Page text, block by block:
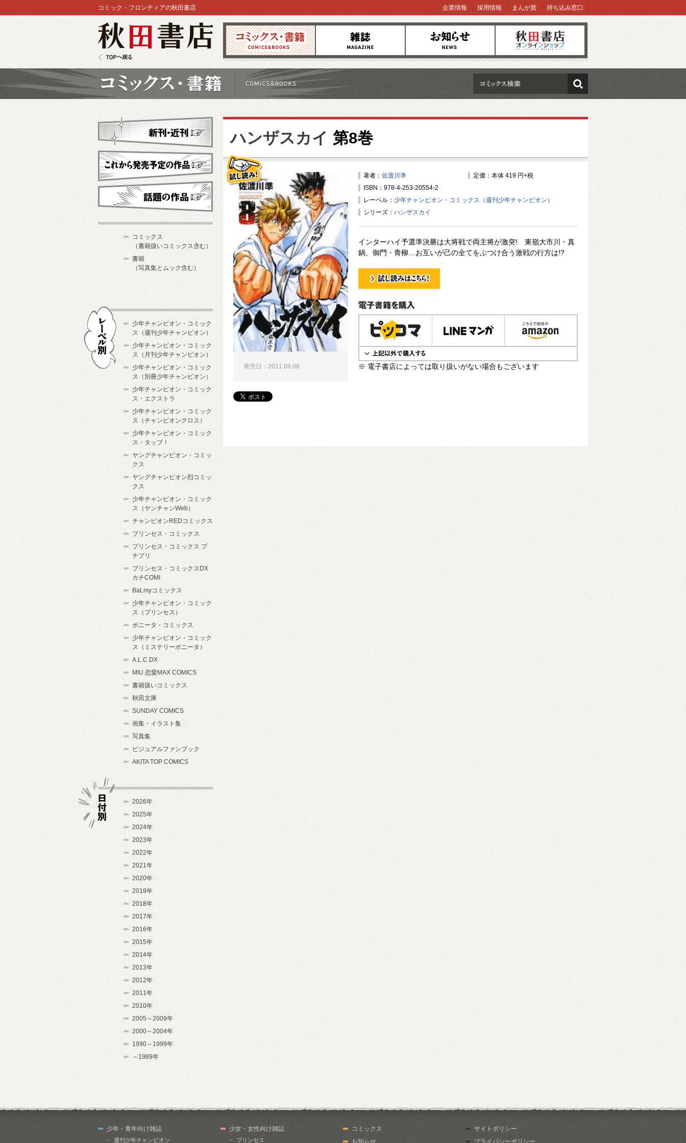
コミックス 雑誌 お知らせ オンラインショップ
コミック・フロンティアの秋田書店 企業情報 採用情報 まんが賞 持ち込み窓口
検索
ハンザスカイ 第8巻
著者： 佐渡川準
定価：本体 419 円+税
ISBN：978-4-253-20554-2
レーベル： 少年チャンピオン・コミックス（週刊少年チャンピオン）
シリーズ： ハンザスカイ
インターハイ予選準決勝は大将戦で両主将が激突! 東嶺大市川・真
鍋、御門・青柳…お互いが己の全てをぶつけ合う激戦の行方は!?
試し読み！
電子書籍で購入
※ 電子書店によっては取り扱いがない場合もございます
発売日：2011.09.08
新刊・近刊
これから発売予定
コミックス
（書籍扱いコミックス含む）
書籍
（写真集とムック含む）
少年チャンピオン・コミック
ス（週刊少年チャンピオン）
少年チャンピオン・コミック
ス（月刊少年チャンピオン）
少年チャンピオン・コミック
ス（別冊少年チャンピオン）
少年チャンピオン・コミック
ス・エクストラ
少年チャンピオン・コミック
ス（チャンピオンクロス）
少年チャンピオン・コミック
ス・タップ！
ヤングチャンピオン・コミッ
クス
ヤングチャンピオン烈コミッ
クス
少年チャンピオン・コミック
ス（ヤンチャンWeb）
チャンピオンREDコミックス
プリンセス・コミックス
プリンセス・コミックス プ
チプリ
プリンセス・コミックスDX
カチCOMI
BaLmyコミックス
少年チャンピオン・コミック
ス（プリンセス）
ボニータ・コミックス
少年チャンピオン・コミック
ス（ミステリーボニータ）
A.L.C.DX
MIU 恋愛MAX COMICS
書籍扱いコミックス
秋田文庫
SUNDAY COMICS
画集・イラスト集
写真集
ビジュアルファンブック
AKITA TOP COMICS
2026年
2025年
2024年
2023年
2022年
2021年
2020年
2019年
2018年
2017年
2016年
2015年
2014年
2013年
2012年
2011年
2010年
2005～2009年
2000～2004年
1990～1999年
～1989年
少年・青年向け雑誌
週刊少年チャンピオン
少女・女性向け雑誌
プリンセス
コミックス
お知らせ
サイトポリシー
プライバシーポリシー